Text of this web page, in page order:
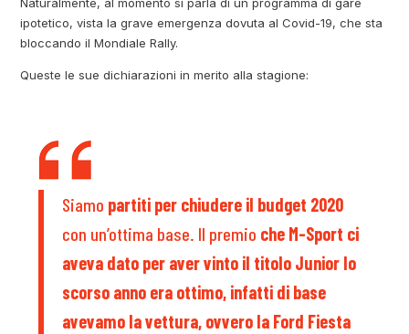
Naturalmente, al momento si parla di un programma di gare
ipotetico, vista la grave emergenza dovuta al Covid-19, che sta
bloccando il Mondiale Rally.
Queste le sue dichiarazioni in merito alla stagione:
Siamo partiti per chiudere il budget 2020
con un’ottima base. Il premio che M-Sport ci
aveva dato per aver vinto il titolo Junior lo
scorso anno era ottimo, infatti di base
avevamo la vettura, ovvero la Ford Fiesta